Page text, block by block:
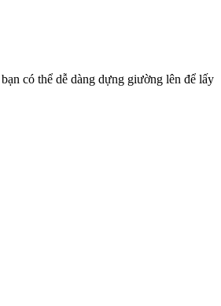
có thể dễ dàng dựng giường lên để lấy